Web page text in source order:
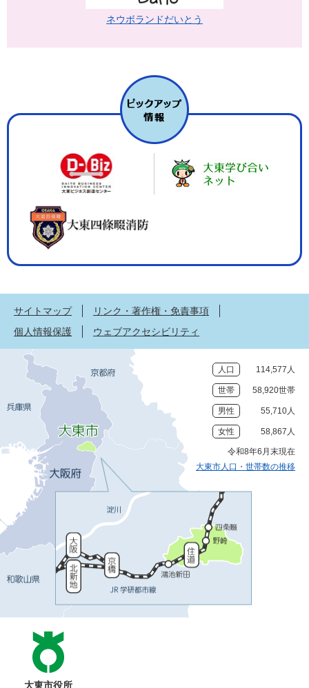
ネウボランドだいとう
サイトマップ
リンク・著作権・免責事項
個人情報保護
ウェブアクセシビリティ
人口 114,577人
世帯 58,920世帯
男性 55,710人
女性 58,867人
令和8年6月末現在
大東市人口・世帯数の推移
大東市役所